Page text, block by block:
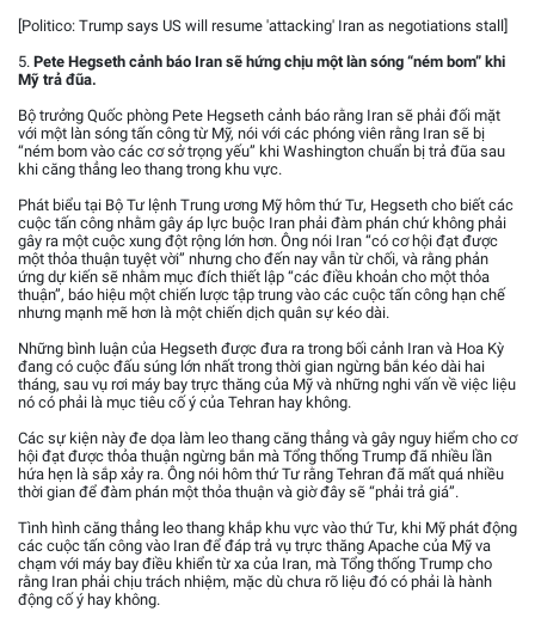
[Politico: Trump says US will resume 'attacking' Iran as negotiations stall]
5. Pete Hegseth cảnh báo Iran sẽ hứng chịu một làn sóng “ném bom” khi
Mỹ trả đũa.
Bộ trưởng Quốc phòng Pete Hegseth cảnh báo rằng Iran sẽ phải đối mặt
với một làn sóng tấn công từ Mỹ, nói với các phóng viên rằng Iran sẽ bị
“ném bom vào các cơ sở trọng yếu” khi Washington chuẩn bị trả đũa sau
khi căng thẳng leo thang trong khu vực.
Phát biểu tại Bộ Tư lệnh Trung ương Mỹ hôm thứ Tư, Hegseth cho biết các
cuộc tấn công nhằm gây áp lực buộc Iran phải đàm phán chứ không phải
gây ra một cuộc xung đột rộng lớn hơn. Ông nói Iran “có cơ hội đạt được
một thỏa thuận tuyệt vời” nhưng cho đến nay vẫn từ chối, và rằng phản
ứng dự kiến sẽ nhằm mục đích thiết lập “các điều khoản cho một thỏa
thuận”, báo hiệu một chiến lược tập trung vào các cuộc tấn công hạn chế
nhưng mạnh mẽ hơn là một chiến dịch quân sự kéo dài.
Những bình luận của Hegseth được đưa ra trong bối cảnh Iran và Hoa Kỳ
đang có cuộc đấu súng lớn nhất trong thời gian ngừng bắn kéo dài hai
tháng, sau vụ rơi máy bay trực thăng của Mỹ và những nghi vấn về việc liệu
nó có phải là mục tiêu cố ý của Tehran hay không.
Các sự kiện này đe dọa làm leo thang căng thẳng và gây nguy hiểm cho cơ
hội đạt được thỏa thuận ngừng bắn mà Tổng thống Trump đã nhiều lần
hứa hẹn là sắp xảy ra. Ông nói hôm thứ Tư rằng Tehran đã mất quá nhiều
thời gian để đàm phán một thỏa thuận và giờ đây sẽ “phải trả giá”.
Tình hình căng thẳng leo thang khắp khu vực vào thứ Tư, khi Mỹ phát động
các cuộc tấn công vào Iran để đáp trả vụ trực thăng Apache của Mỹ va
chạm với máy bay điều khiển từ xa của Iran, mà Tổng thống Trump cho
rằng Iran phải chịu trách nhiệm, mặc dù chưa rõ liệu đó có phải là hành
động cố ý hay không.